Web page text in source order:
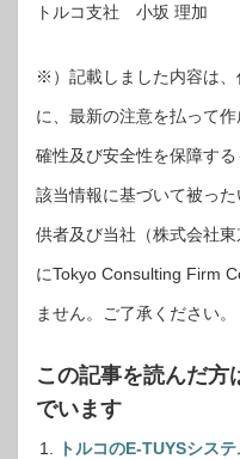
トルコ支社 小坂 理加
※）記載しました内容は、
に、最新の注意を払って
確性及び安全性を保障する
該当情報に基づいて被っ
供者及び当社（株式会社
にTokyo Consulting Firm
ません。ご了承ください。
この記事を読んだ方
でいます
トルコのE-TUYSシス